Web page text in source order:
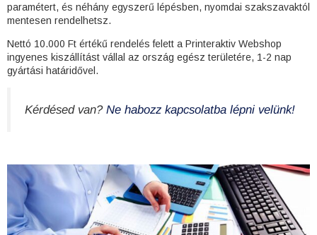
paramétert, és néhány egyszerű lépésben, nyomdai szakszavaktól
mentesen rendelhetsz.
Nettó 10.000 Ft értékű rendelés felett a Printeraktiv Webshop
ingyenes kiszállítást vállal az ország egész területére, 1-2 nap
gyártási határidővel.
Kérdésed van?Ne habozz kapcsolatba lépni velünk!